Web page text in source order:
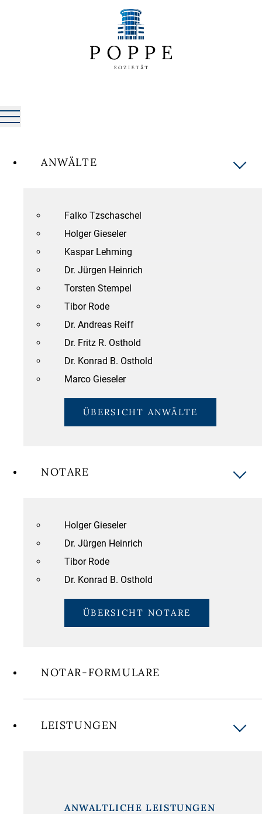
ANWÄLTE
Falko Tzschaschel
Holger Gieseler
Kaspar Lehming
Dr. Jürgen Heinrich
Torsten Stempel
Tibor Rode
Dr. Andreas Reiff
Dr. Fritz R. Osthold
Dr. Konrad B. Osthold
Marco Gieseler
ÜBERSICHT ANWÄLTE
NOTARE
Holger Gieseler
Dr. Jürgen Heinrich
Tibor Rode
Dr. Konrad B. Osthold
ÜBERSICHT NOTARE
NOTAR-FORMULARE
LEISTUNGEN
ANWALTLICHE LEISTUNGEN